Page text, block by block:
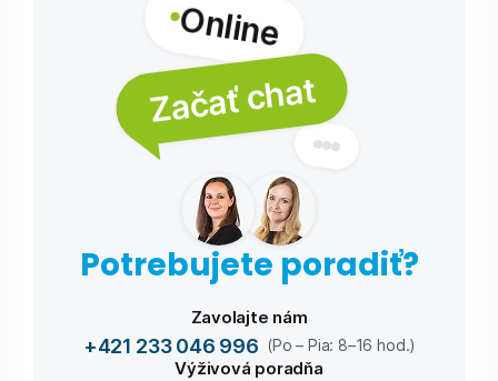
Online
Začať chat
Potrebujete poradiť?
Zavolajte nám
+421 233 046 996 (Po – Pia: 8–16 hod.)
Výživová poradňa